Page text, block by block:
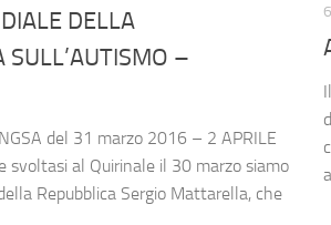
DELLA
SULL’AUTISMO –
del 31 marzo 2016 – 2 APRILE
svoltasi al Quirinale il 30 marzo siamo
Repubblica Sergio Mattarella, che